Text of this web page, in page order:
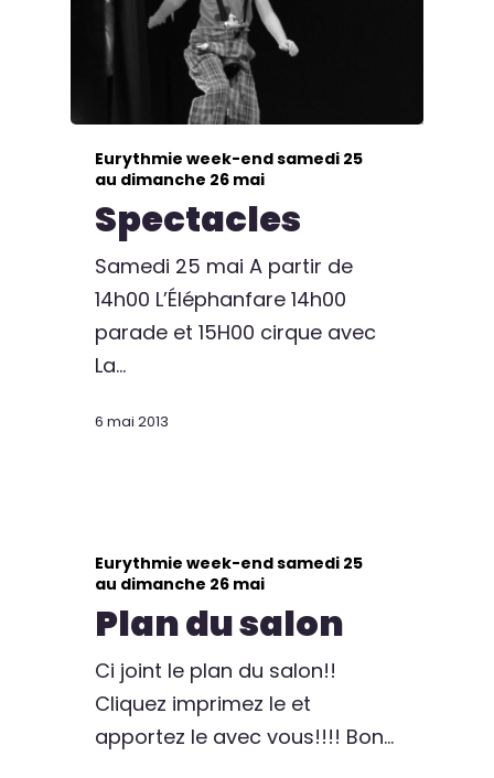
Eurythmie week-end samedi 25
au dimanche 26 mai
Spectacles
Samedi 25 mai A partir de
14h00 L’Éléphanfare 14h00
parade et 15H00 cirque avec
La…
6 mai 2013
Eurythmie week-end samedi 25
au dimanche 26 mai
Plan du salon
Ci joint le plan du salon!!
Cliquez imprimez le et
apportez le avec vous!!!! Bon…